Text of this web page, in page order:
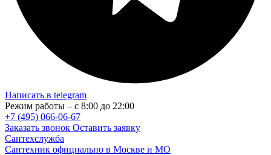
Написать в telegram
Режим работы – с 8:00 до 22:00
+7 (495) 066-06-67
Заказать звонок Оставить заявку
Сантехслужба
Сантехник официально в Москве и МО